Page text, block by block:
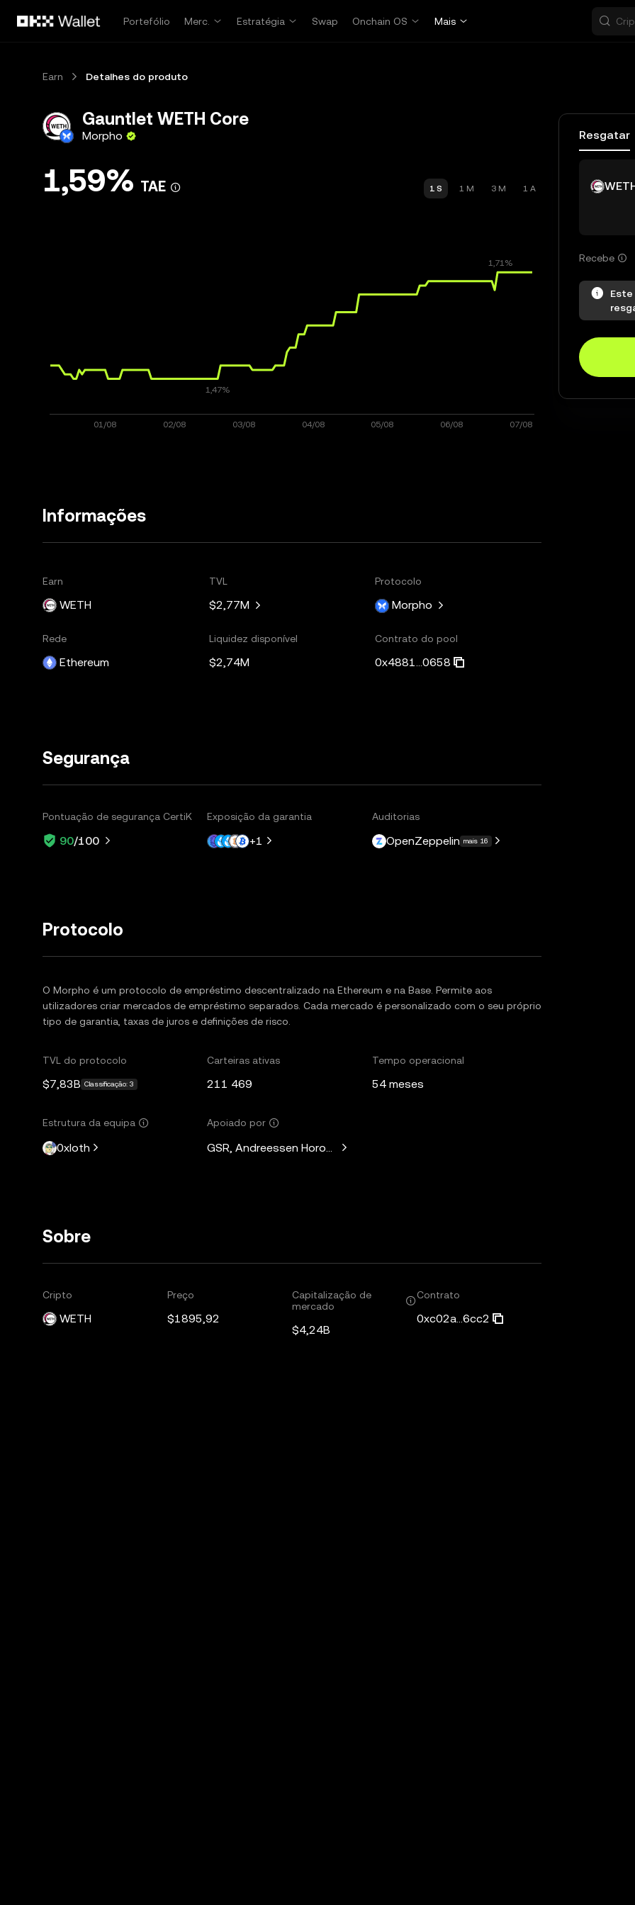
Portefólio
Merc. Estratégia Swap Onchain OS Mais
Earn Detalhes do produto
Gauntlet WETH Core
Morpho
1,59% TAE 1 S 1 M 3 M 1 A
Informações
Earn
WETH
TVL
$2,77M
Protocolo
Morpho
Rede
Ethereum
Liquidez disponível
$2,74M
Contrato do pool
0x4881...0658
Segurança
Pontuação de segurança CertiK
90/100
Exposição da garantia
+1
Auditorias
OpenZeppelin mais 16
Protocolo
O Morpho é um protocolo de empréstimo descentralizado na Ethereum e na Base. Permite aos
utilizadores criar mercados de empréstimo separados. Cada mercado é personalizado com o seu próprio
tipo de garantia, taxas de juros e definições de risco.
TVL do protocolo
$7,83B Classificação: 3
Carteiras ativas
211 469
Tempo operacional
54 meses
Estrutura da equipa
0xloth
Apoiado por
GSR, Andreessen Horowitz, Mechanism Capital, Variant Fund, Nascent,
Sobre
Cripto
WETH
Preço
$1895,92
Capitalização de
mercado
$4,24B
Contrato
0xc02a...6cc2
Resgatar
Recebe